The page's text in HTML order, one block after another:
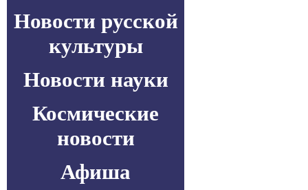
Новости русской
культуры
Новости науки
Космические
новости
Афиша